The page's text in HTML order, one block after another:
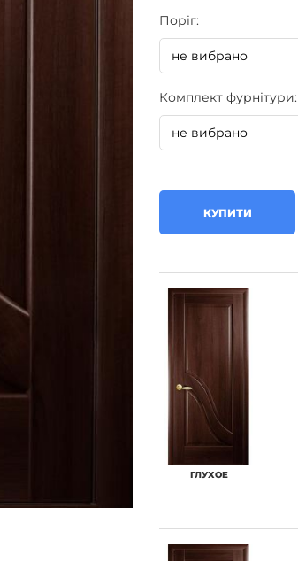
Поріг:
Комплект фурнітури:
КУПИТИ
ГЛУХОЕ